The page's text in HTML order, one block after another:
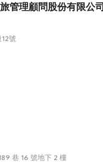
管理顧問股份有限公司
號
巷 16 號地下 2 樓